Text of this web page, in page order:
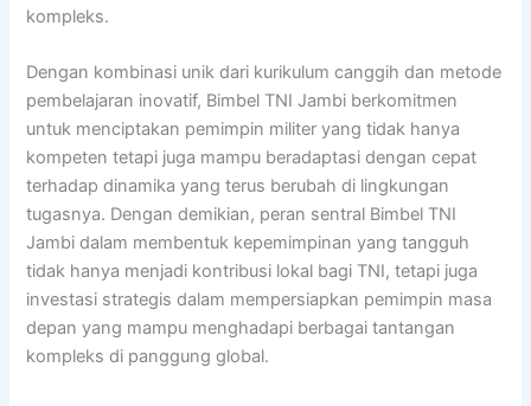
kompleks.
Dengan kombinasi unik dari kurikulum canggih dan metode
pembelajaran inovatif, Bimbel TNI Jambi berkomitmen
untuk menciptakan pemimpin militer yang tidak hanya
kompeten tetapi juga mampu beradaptasi dengan cepat
terhadap dinamika yang terus berubah di lingkungan
tugasnya. Dengan demikian, peran sentral Bimbel TNI
Jambi dalam membentuk kepemimpinan yang tangguh
tidak hanya menjadi kontribusi lokal bagi TNI, tetapi juga
investasi strategis dalam mempersiapkan pemimpin masa
depan yang mampu menghadapi berbagai tantangan
kompleks di panggung global.